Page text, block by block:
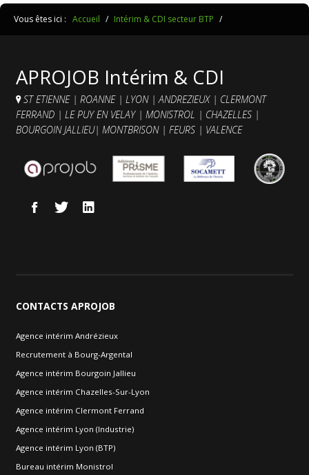
Vous êtes ici : Accueil / Intérim & CDI secteur BTP /
APROJOB Intérim & CDI
ST ETIENNE| ROANNE | LYON |ANDREZIEUX | CLERMONT
FERRAND | LE PUY EN VELAY| MONISTROL | CHAZELLES |
BOURGOIN JALLIEU| MONTBRISON | FEURS | VALENCE
CONTACTS APROJOB
Agence intérim Andrézieux
Recrutement à Bourg-Argental
Agence intérim Bourgoin Jallieu
Agence intérim Chazelles-Sur-Lyon
Agence intérim Clermont Ferrand
Agence intérim Lyon (Industrie)
Agence intérim Lyon (BTP)
Bureau intérim Monistrol